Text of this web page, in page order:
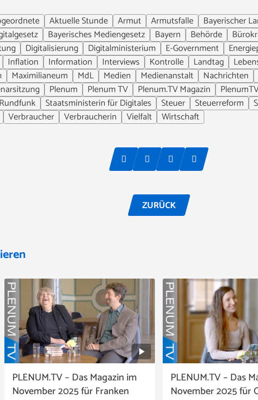
Aktuelle Stunde Armut Armutsfalle
Bayerischer
Bayerisches Mediengesetz Bayern Behörde
Digitalisierung Digitalministerium E-Government
Inflation Information Interviews Kontrolle Landtag
Maximilianeum MdL Medien Medienanstalt Nachrichten
Plenum Plenum TV Plenum.TV Magazin
Rundfunk Staatsministerin für Digitales Steuer Steuerreform
Verbraucher Verbraucherin Vielfalt Wirtschaft
ZURÜCK
PLENUM.TV – Das Magazin im
November 2025 für Franken
PLENUM.TV – Das
November 2025 für